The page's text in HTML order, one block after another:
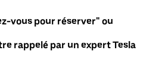
vous pour réserver" ou
rappelé par un expert Tesla